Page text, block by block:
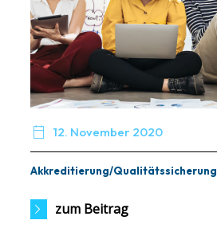
 12. November 2020
Akkreditierung/Qualitätssicherung
zum Beitrag